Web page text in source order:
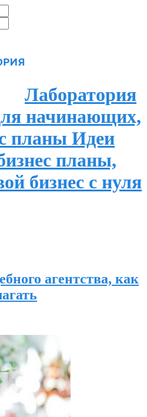
Лаборатория
начинающих,
планы Идеи
планы,
бизнес с нуля
агентства, как